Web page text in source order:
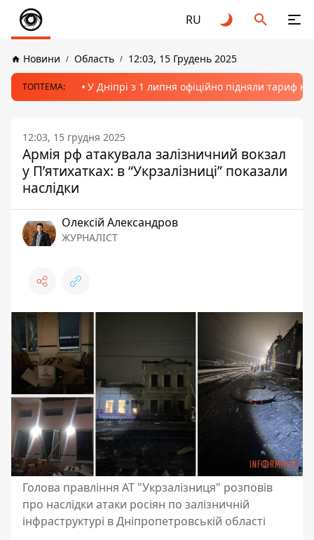
RU
Новини Область 12:03, 15 Грудень 2025
ТОПТЕМА: У Дніпрі з 1 липня офіційно підняли тариф
12:03, 15 грудня 2025
Армія рф атакувала залізничний вокзал
у П’ятихатках: в “Укрзалізниці” показали
наслідки
Олексій Александров
ЖУРНАЛІСТ
Голова правління АТ "Укрзалізниця" розповів
про наслідки атаки росіян по залізничній
інфраструктурі в Дніпропетровській області